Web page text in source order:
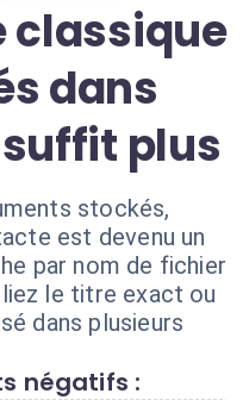
classique
dans
plus
stockés,
est devenu un
par nom de fichier
le titre exact ou
dans plusieurs
négatifs :